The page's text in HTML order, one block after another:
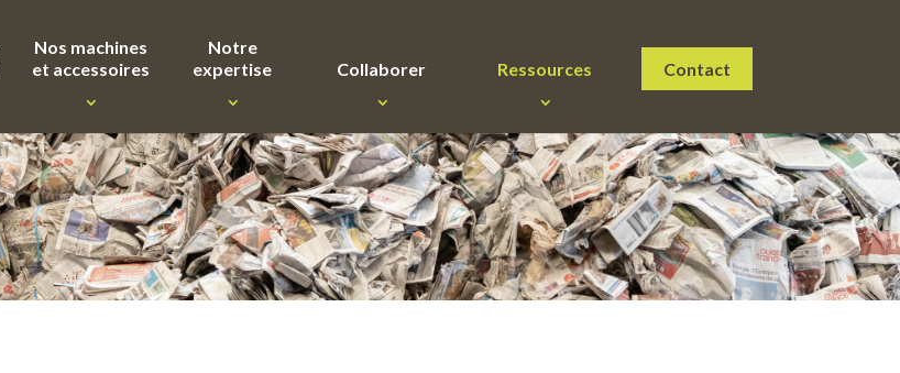
Nos machines
et accessoires
Notre
expertise
Collaborer
Ressources
Contact